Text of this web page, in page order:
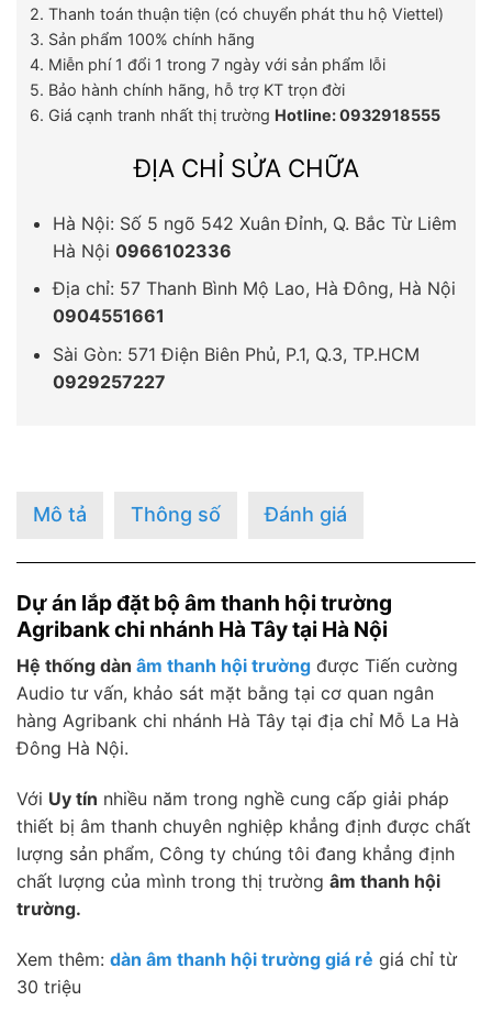
2. Thanh toán thuận tiện (có chuyển phát thu hộ Viettel)
3. Sản phẩm 100% chính hãng
4. Miễn phí 1 đổi 1 trong 7 ngày với sản phẩm lỗi
5. Bảo hành chính hãng, hỗ trợ KT trọn đời
6. Giá cạnh tranh nhất thị trường Hotline: 0932918555
ĐỊA CHỈ SỬA CHỮA
Hà Nội: Số 5 ngõ 542 Xuân Đỉnh, Q. Bắc Từ Liêm
Hà Nội 0966102336
Địa chỉ: 57 Thanh Bình Mộ Lao, Hà Đông, Hà Nội
0904551661
Sài Gòn: 571 Điện Biên Phủ, P.1, Q.3, TP.HCM
0929257227
Mô tả Thông số Đánh giá
Dự án lắp đặt bộ âm thanh hội trường
Agribank chi nhánh Hà Tây tại Hà Nội
Hệ thống dàn âm thanh hội trường được Tiến cường
Audio tư vấn, khảo sát mặt bằng tại cơ quan ngân
hàng Agribank chi nhánh Hà Tây tại địa chỉ Mỗ La Hà
Đông Hà Nội.
Với Uy tín nhiều năm trong nghề cung cấp giải pháp
thiết bị âm thanh chuyên nghiệp khẳng định được chất
lượng sản phẩm, Công ty chúng tôi đang khẳng định
chất lượng của mình trong thị trường âm thanh hội
trường.
Xem thêm: dàn âm thanh hội trường giá rẻ giá chỉ từ
30 triệu